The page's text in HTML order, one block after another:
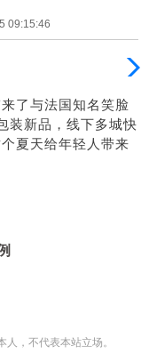
09:15:46
了与法国知名笑脸
装新品，线下多城快
夏天给年轻人带来
，不代表本站立场。